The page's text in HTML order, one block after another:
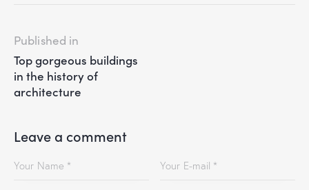
Published in
Top gorgeous buildings
in the history of
architecture
Leave a comment